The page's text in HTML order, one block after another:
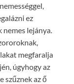
ez
nemes lejánya.
megfaralja
úgyhogy az
szűznek az ő